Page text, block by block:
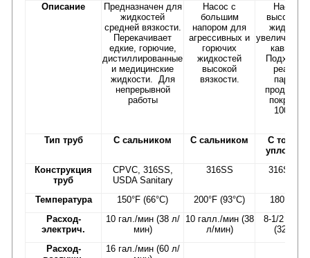
Описание
Предназначен для
жидкостей
средней вязкости.
Перекачивает
едкие, горючие,
дистиллированные
и медицинские
жидкости. Для
непрерывной
работы
Насос с
большим
напором для
агрессивных и
горючих
жидкостей
высокой
вязкости.
Насос
Подходит
Тип труб С сальником С сальником
С
Конструкция
труб
CPVC, 316SS,
USDA Sanitary
316SS
Температура 150°F (66°C) 200°F (93°C)
180°F
Расход-
электрич.
10 гал./мин (38 л/
мин)
10 галл./мин (38
л/мин)
8-1/2
(32 л/
Расход-
16 гал./мин (60 л/